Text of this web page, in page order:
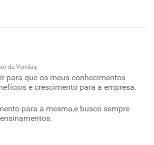
empresa
a diretoria
promoção
vida familiar
de Vendas,
para que os meus conhecimentos
e crescimento para a empresa.
para a mesma,e busco sempre